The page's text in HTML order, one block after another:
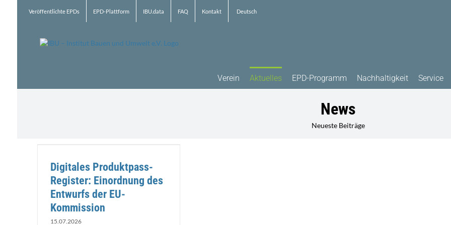
Veröffentlichte EPDs EPD-Plattform IBU.data FAQ Kontakt Deutsch
Verein Aktuelles EPD-Programm Nachhaltigkeit Service
News
Neueste Beiträge
Digitales Produktpass-
Register: Einordnung des
Entwurfs der EU-
Kommission
15.07.2026